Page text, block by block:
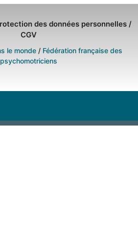
des données personnelles /
CGV
le monde/ Fédération française des
psychomotriciens